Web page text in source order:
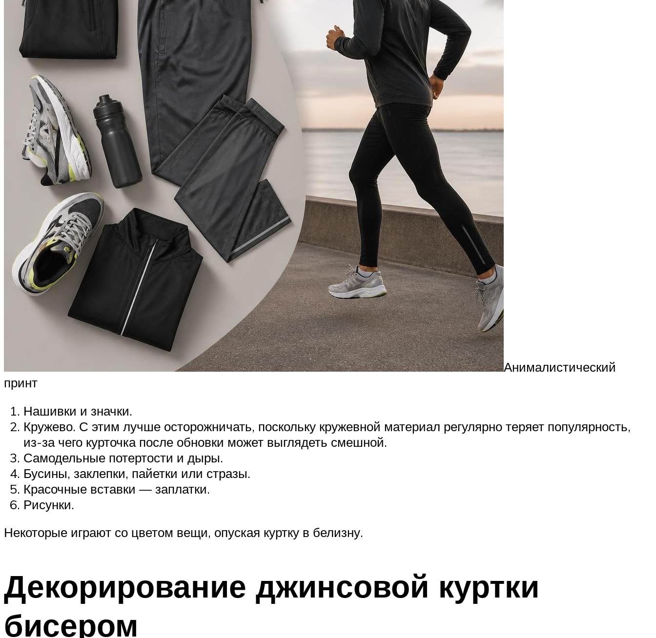
Анималистический
принт
Нашивки и значки.
Кружево. С этим лучше осторожничать, поскольку кружевной материал регулярно теряет популярность,
из-за чего курточка после обновки может выглядеть смешной.
Самодельные потертости и дыры.
Бусины, заклепки, пайетки или стразы.
Красочные вставки — заплатки.
Рисунки.
Некоторые играют со цветом вещи, опуская куртку в белизну.
Декорирование джинсовой куртки
бисером